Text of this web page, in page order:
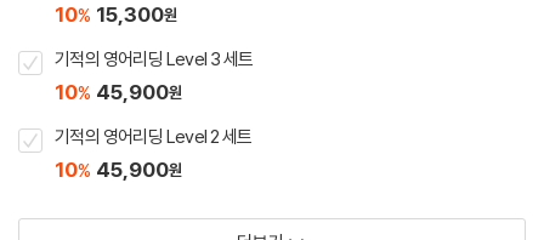
10% 15,300원
기적의 영어리딩 Level 3 세트
10% 45,900원
기적의 영어리딩 Level 2 세트
10% 45,900원